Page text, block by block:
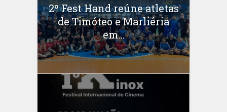
2º Fest Hand reúne atletas
de Timóteo e Marliéria
em...